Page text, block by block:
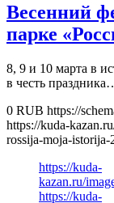
Весенний
парке
8, 9 и 10 марта в
в честь
0 RUB https://
https://kuda-
rossija-moja-istorija-
https://kuda-
kazan.ru/
https://kuda-